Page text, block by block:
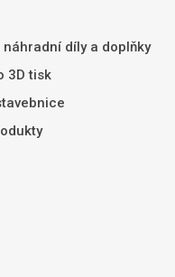
v
náhradní díly a doplňky
3D tisk